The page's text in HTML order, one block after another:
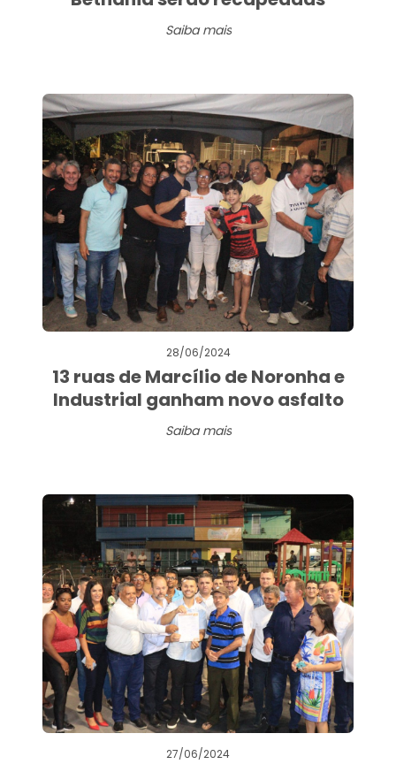
Saiba mais
28/06/2024
13 ruas de Marcílio de Noronha e
Industrial ganham novo asfalto
Saiba mais
27/06/2024